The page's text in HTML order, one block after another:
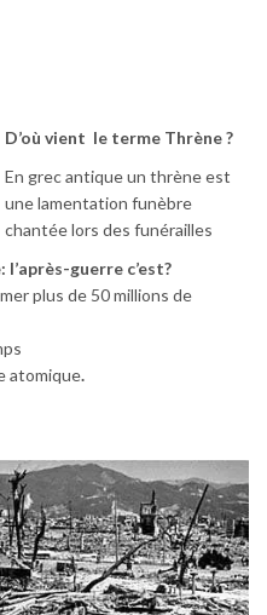
D’où vient le terme Thrène ?
En grec antique un thrène est
une lamentation funèbre
chantée lors des funérailles
guerre c’est?
plus de 50 millions de
atomique.